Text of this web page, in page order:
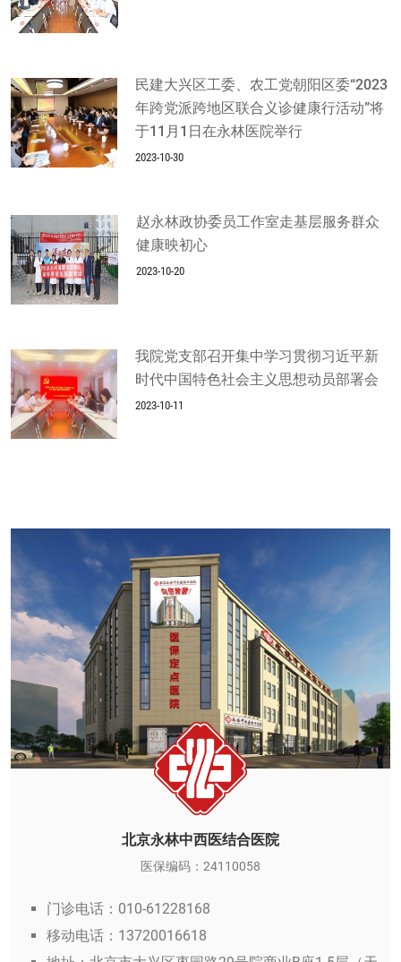
民建大兴区工委、农工党朝阳区委“2023
年跨党派跨地区联合义诊健康行活动”将
于11月1日在永林医院举行
2023-10-30
赵永林政协委员工作室走基层服务群众
健康映初心
2023-10-20
我院党支部召开集中学习贯彻习近平新
时代中国特色社会主义思想动员部署会
2023-10-11
北京永林中西医结合医院
医保编码：24110058
门诊电话：010-61228168
移动电话：13720016618